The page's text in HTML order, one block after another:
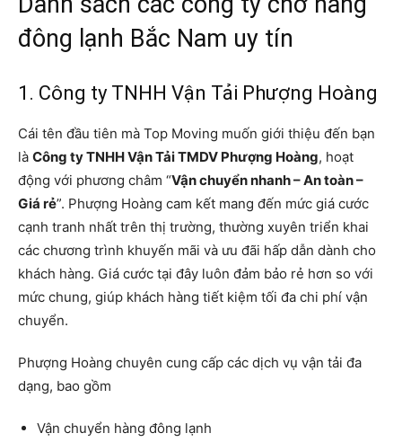
đông lạnh Bắc Nam uy tín
1. Công ty TNHH Vận Tải Phượng Hoàng
Cái tên đầu tiên mà Top Moving muốn giới thiệu đến bạn
là Công ty TNHH Vận Tải TMDV Phượng Hoàng, hoạt
động với phương châm “Vận chuyển nhanh – An toàn –
Giá rẻ”. Phượng Hoàng cam kết mang đến mức giá cước
cạnh tranh nhất trên thị trường, thường xuyên triển khai
các chương trình khuyến mãi và ưu đãi hấp dẫn dành cho
khách hàng. Giá cước tại đây luôn đảm bảo rẻ hơn so với
mức chung, giúp khách hàng tiết kiệm tối đa chi phí vận
chuyển.
Phượng Hoàng chuyên cung cấp các dịch vụ vận tải đa
dạng, bao gồm
Vận chuyển hàng đông lạnh